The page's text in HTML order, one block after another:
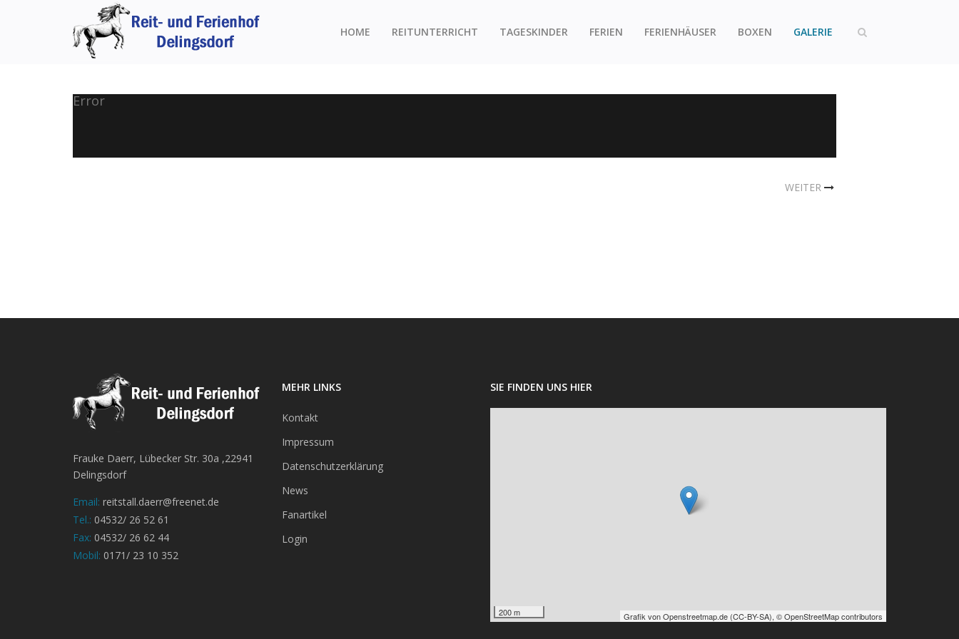
HOME REITUNTERRICHT TAGESKINDER FERIEN FERIENHÄUSER BOXEN GALERIE
Error
WEITER
Frauke Daerr, Lübecker Str. 30a ,22941
Delingsdorf
Email: reitstall.daerr@freenet.de
Tel.: 04532/ 26 52 61
Fax: 04532/ 26 62 44
Mobil: 0171/ 23 10 352
MEHR LINKS
Kontakt
Impressum
Datenschutzerklärung
News
Fanartikel
Login
SIE FINDEN UNS HIER
200 m Grafik vonOpenstreetmap.de (CC-BY-SA), © OpenStreetMap contributors